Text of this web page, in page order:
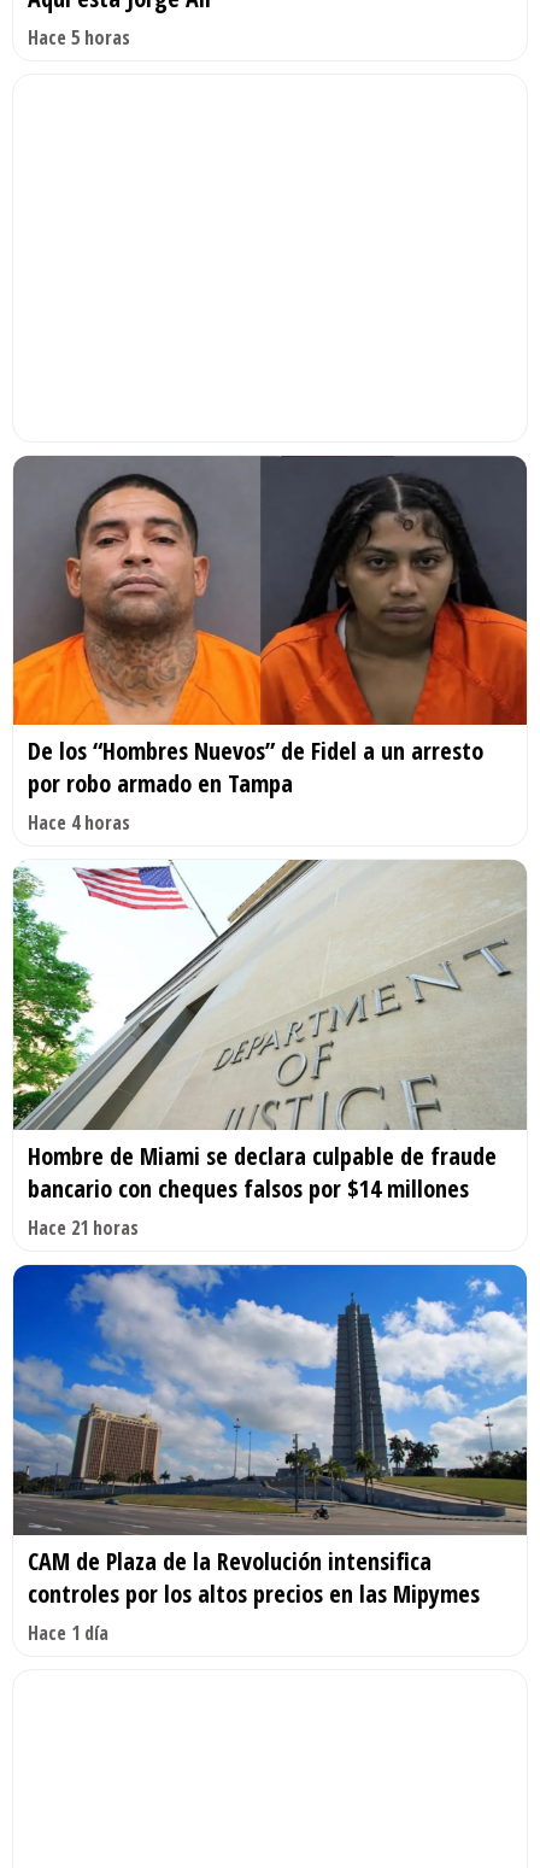
Hace 5 horas
De los “Hombres Nuevos” de Fidel a un arresto
por robo armado en Tampa
Hace 4 horas
Hombre de Miami se declara culpable de fraude
bancario con cheques falsos por $14 millones
Hace 21 horas
CAM de Plaza de la Revolución intensifica
controles por los altos precios en las Mipymes
Hace 1 día